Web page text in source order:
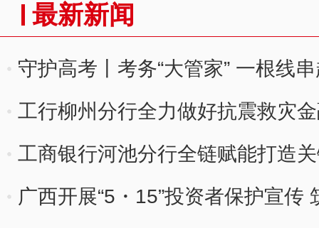
最新新闻
守护高考丨考务“大管家” 一根线
工行柳州分行全力做好抗震救灾
工商银行河池分行全链赋能打造
广西开展“5・15”投资者保护宣传